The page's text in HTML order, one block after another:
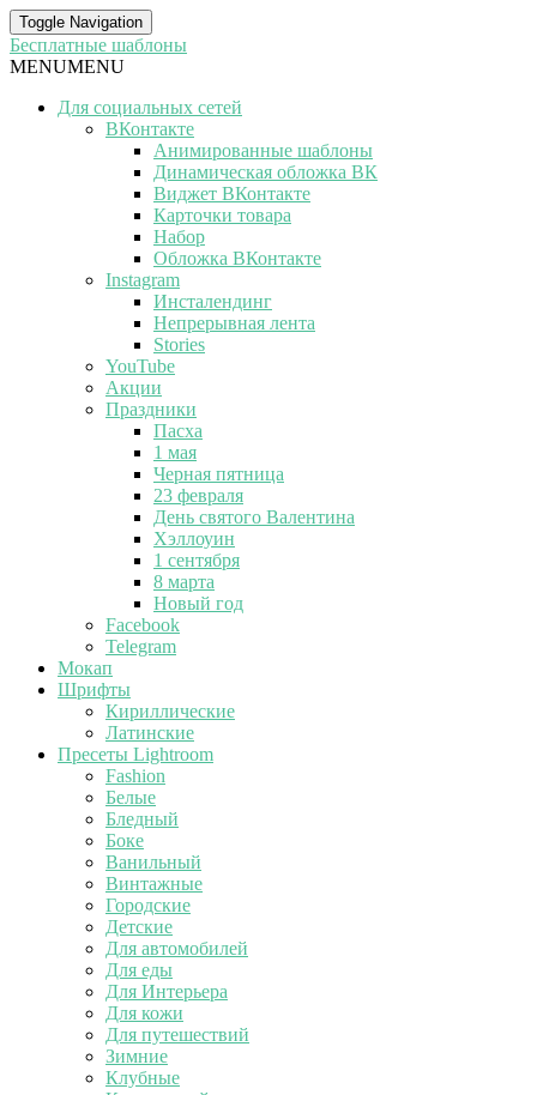
Toggle Navigation
Бесплатные шаблоны
MENUMENU
Для социальных сетей
ВКонтакте
Анимированные шаблоны
Динамическая обложка ВК
Виджет ВКонтакте
Карточки товара
Набор
Обложка ВКонтакте
Instagram
Инсталендинг
Непрерывная лента
Stories
YouTube
Акции
Праздники
Пасха
1 мая
Черная пятница
23 февраля
День святого Валентина
Хэллоуин
1 сентября
8 марта
Новый год
Facebook
Telegram
Мокап
Шрифты
Кириллические
Латинские
Пресеты Lightroom
Fashion
Белые
Бледный
Боке
Ванильный
Винтажные
Городские
Детские
Для автомобилей
Для еды
Для Интерьера
Для кожи
Для путешествий
Зимние
Клубные